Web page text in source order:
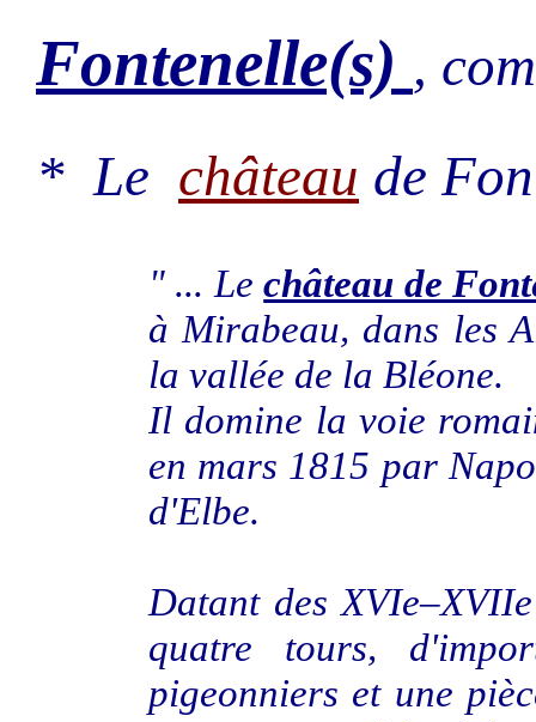
Fontenelle(s) ,
* Le château de
" ... Lechâteau de
à Mirabeau, dans les
la vallée de la Bléone.
Il domine la voie
en mars 1815 par
d'Elbe.
Datant des
quatre tours,
pigeonniers et une